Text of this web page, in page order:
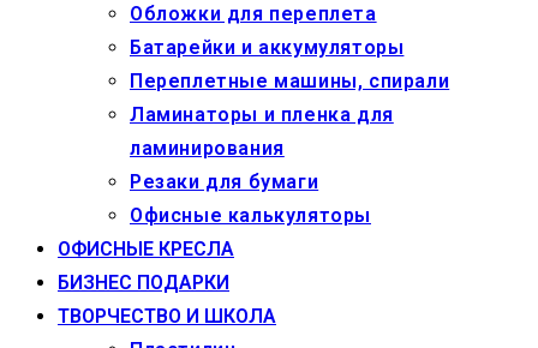
Обложки для переплета
Батарейки и аккумуляторы
Переплетные машины, спирали
Ламинаторы и пленка для
ламинирования
Резаки для бумаги
Офисные калькуляторы
ОФИСНЫЕ КРЕСЛА
БИЗНЕС ПОДАРКИ
ТВОРЧЕСТВО И ШКОЛА